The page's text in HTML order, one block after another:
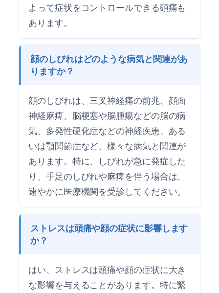
よって症状をコントロールできる頭痛も
あります。
顔のしびれはどのような病気と関連があ
りますか？
顔のしびれは、三叉神経痛の前兆、顔面
神経麻痺、脳梗塞や脳腫瘍などの脳の病
気、多発性硬化症などの神経疾患、ある
いは顎関節症など、様々な病気と関連が
あります。特に、しびれが急に発症した
り、手足のしびれや麻痺を伴う場合は、
速やかに医療機関を受診してください。
ストレスは頭痛や顔の症状に影響します
か？
はい、ストレスは頭痛や顔の症状に大き
な影響を与えることがあります。特に緊